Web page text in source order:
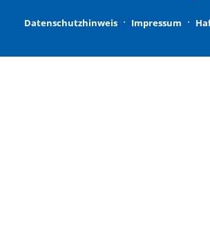
Datenschutzhinweis Impressum